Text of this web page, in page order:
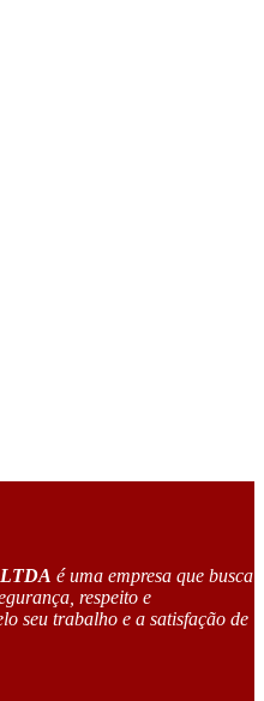
é uma empresa que busca
respeito e
seu trabalho e a satisfação de